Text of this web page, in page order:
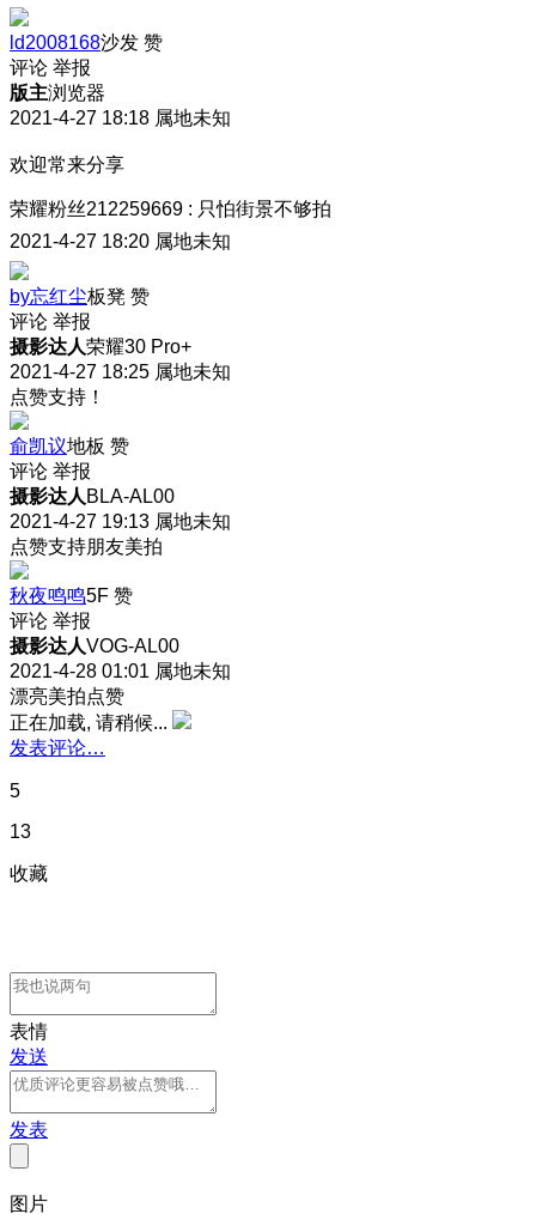
ld2008168沙发 赞
评论 举报
版主浏览器
2021-4-27 18:18 属地未知
欢迎常来分享
荣耀粉丝212259669 : 只怕街景不够拍
2021-4-27 18:20 属地未知
by忘红尘板凳 赞
评论 举报
摄影达人荣耀30 Pro+
2021-4-27 18:25 属地未知
点赞支持！
俞凯议地板 赞
评论 举报
摄影达人 BLA-AL00
2021-4-27 19:13 属地未知
点赞支持朋友美拍
秋夜鸣鸣5F 赞
评论 举报
摄影达人VOG-AL00
2021-4-28 01:01 属地未知
漂亮美拍点赞
正在加载, 请稍候...
发表评论…
5
13
收藏
表情
发送
发表
图片